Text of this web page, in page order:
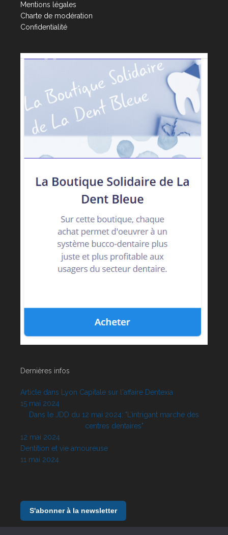
Mentions légales
Charte de modération
Confidentialité
Dernières infos
Article dans Lyon Capitale sur l'affaire Dentexia
15 mai 2024
Dans le JDD du 12 mai 2024: "L’intrigant marché des
centres dentaires"
12 mai 2024
Dentition et vie amoureuse
11 mai 2024
S'abonner à la newsletter